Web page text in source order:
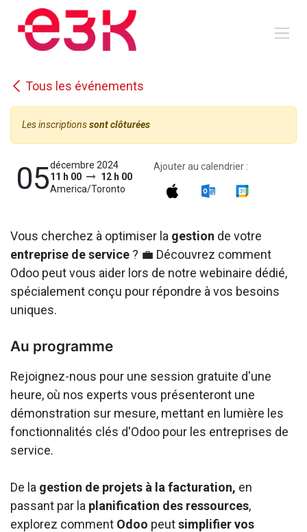
Se rendre au contenu
Tous les événements
Les inscriptionssont clôturées
05décembre 2024
11 h 00
12 h 00
America/Toronto
Ajouter au calendrier :
Vous cherchez à optimiser la gestion de votre
entreprise de service ? 💼 Découvrez comment
Odoo peut vous aider lors de notre webinaire dédié,
spécialement conçu pour répondre à vos besoins
uniques.
Au programme
Rejoignez-nous pour une session gratuite d'une
heure, où nos experts vous présenteront une
démonstration sur mesure, mettant en lumière les
fonctionnalités clés d'Odoo pour les entreprises de
service.
De la gestion de projets à la facturation, en
passant par la planification des ressources,
explorez comment Odoo peutsimplifier vos